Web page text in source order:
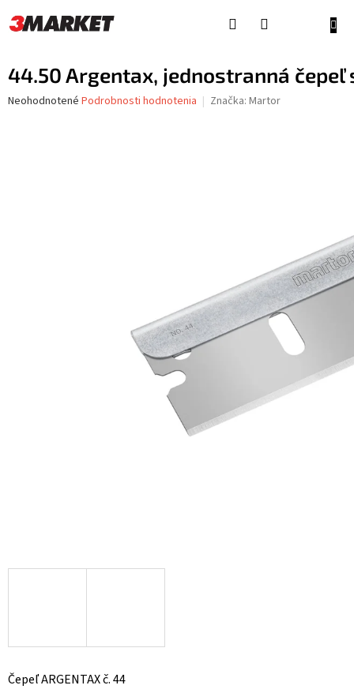
na
obsah
44.50 Argentax, jednostranná čepeľ
Priemerné
Neohodnotené Podrobnosti hodnotenia Značka: Martor
Čepeľ ARGENTAX č. 44